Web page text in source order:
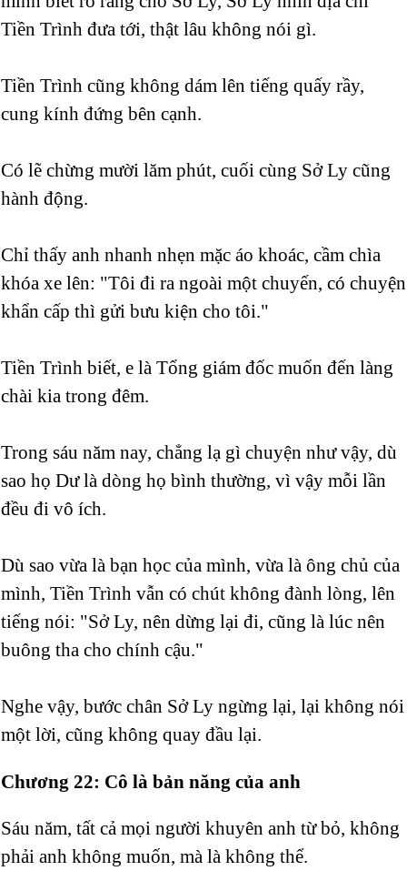
Tiền Trình đưa tới, thật lâu không nói gì.
Tiền Trình cũng không dám lên tiếng quấy rầy,
cung kính đứng bên cạnh.
Có lẽ chừng mười lăm phút, cuối cùng Sở Ly cũng
hành động.
Chỉ thấy anh nhanh nhẹn mặc áo khoác, cầm chìa
khóa xe lên: "Tôi đi ra ngoài một chuyến, có chuyện
khẩn cấp thì gửi bưu kiện cho tôi."
Tiền Trình biết, e là Tổng giám đốc muốn đến làng
chài kia trong đêm.
Trong sáu năm nay, chẳng lạ gì chuyện như vậy, dù
sao họ Dư là dòng họ bình thường, vì vậy mỗi lần
đều đi vô ích.
Dù sao vừa là bạn học của mình, vừa là ông chủ của
mình, Tiền Trình vẫn có chút không đành lòng, lên
tiếng nói: "Sở Ly, nên dừng lại đi, cũng là lúc nên
buông tha cho chính cậu."
Nghe vậy, bước chân Sở Ly ngừng lại, lại không nói
một lời, cũng không quay đầu lại.
Chương 22: Cô là bản năng của anh
Sáu năm, tất cả mọi người khuyên anh từ bỏ, không
phải anh không muốn, mà là không thể.